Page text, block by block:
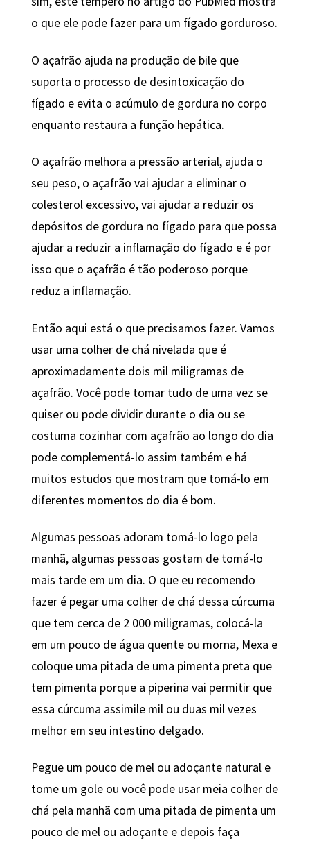
o que ele pode fazer para um fígado gorduroso.
O açafrão ajuda na produção de bile que
suporta o processo de desintoxicação do
fígado e evita o acúmulo de gordura no corpo
enquanto restaura a função hepática.
O açafrão melhora a pressão arterial, ajuda o
seu peso, o açafrão vai ajudar a eliminar o
colesterol excessivo, vai ajudar a reduzir os
depósitos de gordura no fígado para que possa
ajudar a reduzir a inflamação do fígado e é por
isso que o açafrão é tão poderoso porque
reduz a inflamação.
Então aqui está o que precisamos fazer. Vamos
usar uma colher de chá nivelada que é
aproximadamente dois mil miligramas de
açafrão. Você pode tomar tudo de uma vez se
quiser ou pode dividir durante o dia ou se
costuma cozinhar com açafrão ao longo do dia
pode complementá-lo assim também e há
muitos estudos que mostram que tomá-lo em
diferentes momentos do dia é bom.
Algumas pessoas adoram tomá-lo logo pela
manhã, algumas pessoas gostam de tomá-lo
mais tarde em um dia. O que eu recomendo
fazer é pegar uma colher de chá dessa cúrcuma
que tem cerca de 2 000 miligramas, colocá-la
em um pouco de água quente ou morna, Mexa e
coloque uma pitada de uma pimenta preta que
tem pimenta porque a piperina vai permitir que
essa cúrcuma assimile mil ou duas mil vezes
melhor em seu intestino delgado.
Pegue um pouco de mel ou adoçante natural e
tome um gole ou você pode usar meia colher de
chá pela manhã com uma pitada de pimenta um
pouco de mel ou adoçante e depois faça